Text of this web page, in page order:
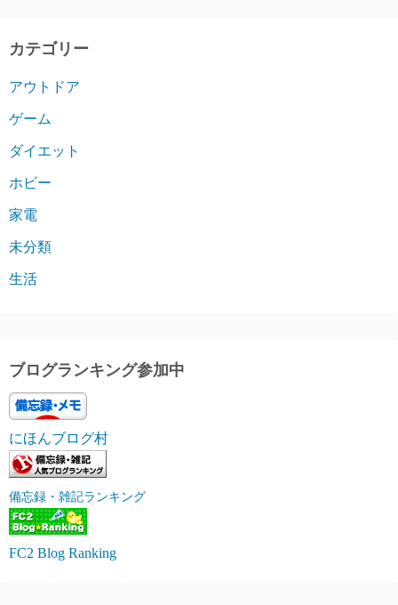
カテゴリー
アウトドア
ゲーム
ダイエット
ホビー
家電
未分類
生活
ブログランキング参加中
にほんブログ村
備忘録・雑記ランキング
FC2 Blog Ranking